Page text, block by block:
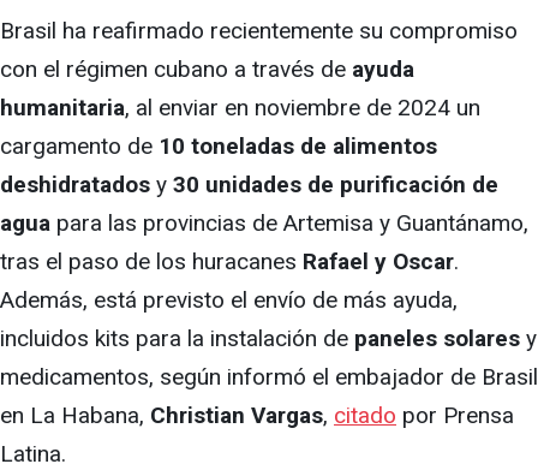
Brasil ha reafirmado recientemente su compromiso
con el régimen cubano a través de ayuda
humanitaria, al enviar en noviembre de 2024 un
cargamento de 10 toneladas de alimentos
deshidratados y 30 unidades de purificación de
agua para las provincias de Artemisa y Guantánamo,
tras el paso de los huracanes Rafael y Oscar.
Además, está previsto el envío de más ayuda,
incluidos kits para la instalación de paneles solares y
medicamentos, según informó el embajador de Brasil
en La Habana, Christian Vargas, citado por Prensa
Latina.